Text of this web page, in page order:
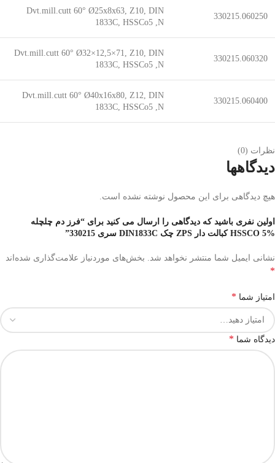
330215.060250
Dvt.mill.cutt 60° Ø25x8x63, Z10, DIN
1833C, HSSCo5 ,N
330215.060320
Dvt.mill.cutt 60° Ø32×12,5×71, Z10, DIN
1833C, HSSCo5 ,N
330215.060400
Dvt.mill.cutt 60° Ø40x16x80, Z12, DIN
1833C, HSSCo5 ,N
نظرات (0)
دیدگاهها
هیچ دیدگاهی برای این محصول نوشته نشده است.
اولین نفری باشید که دیدگاهی را ارسال می کنید برای “فرز دم چلچله
HSSCO 5% کبالت دار ZPS چک DIN1833C سری 330215”
نشانی ایمیل شما منتشر نخواهد شد. بخش‌های موردنیاز علامت‌گذاری شده‌اند
*
امتیاز شما *
دیدگاه شما *